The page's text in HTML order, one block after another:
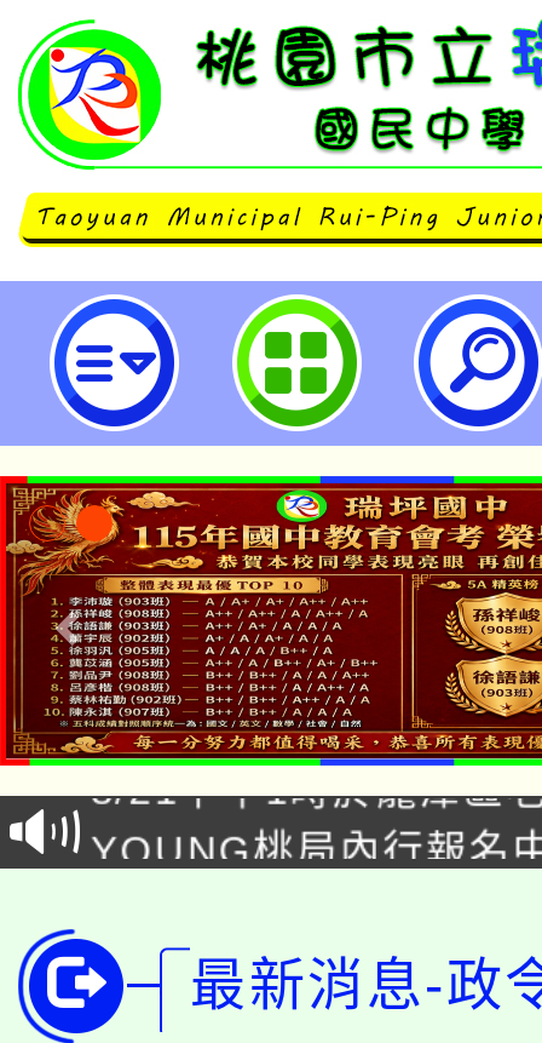
轉知本府婦幼發展局辦理桃園市新
績優服務人員遴選計畫1份，請查
坪國民中學
「本色祭」8/29、30在
場熱烈登場!
8/21下午1時於龍潭區
徵才活動。
YOUNG桃局內行報名
開!
115年桃園市運動會8/
田徑場及游泳池舉行。
桃園市低收入戶享有免
最新消息-政